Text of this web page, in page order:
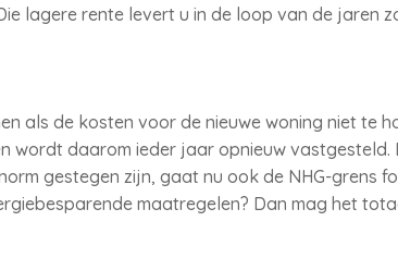
lagere rente levert u in de loop van de jaren
als de kosten voor de nieuwe woning niet te
wordt daarom ieder jaar opnieuw
gestegen zijn, gaat nu ook de NHG-grens
maatregelen? Dan mag het